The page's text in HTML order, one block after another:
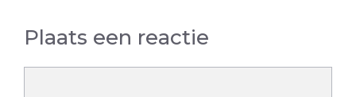
Plaats een reactie